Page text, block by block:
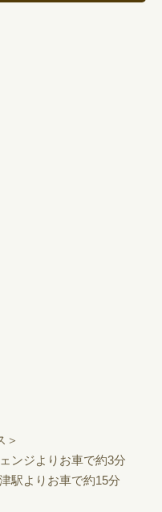
＞
ンジよりお車で約3分
駅よりお車で約15分